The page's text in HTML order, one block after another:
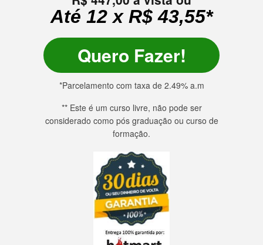
Até 12 x R$ 43,55*
Quero Fazer!
*Parcelamento com taxa de 2.49% a.m
** Este é um curso livre, não pode ser
considerado como pós graduação ou curso de
formação.